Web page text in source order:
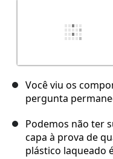
Você viu os
pergunta
Podemos não ter
capa à prova de
plástico laqueado